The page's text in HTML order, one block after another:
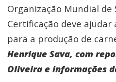
Organização Mundial de
Certificação deve ajudar
para a produção de
Henrique Sava, com
Oliveira e informações